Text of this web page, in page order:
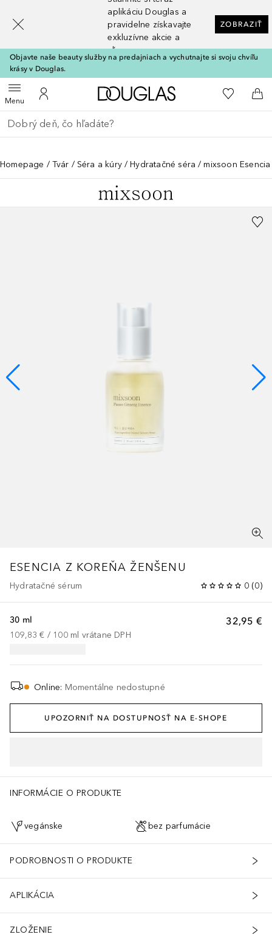
aplikáciu Douglas a
pravidelne získavajte
exkluzívne akcie a
zľavy
ZOBRAZIŤ
Objavte naše beauty služby na predajniach a vychutnajte si svoju chvíľu
krásy v Douglas.
MenuOtvoriť menuDo môjho účtu
Domov Do môjho
Do
Choď späť
Vykonajte vyhľadávanie
Homepage Tvár Séra a kúry Hydratačné séra mixsoon
ESENCIA Z KOREŇA ŽENŠENU
Hydratačné sérum 0 (0)
32,95 €
30 ml
109,83 € / 100 ml vrátane DPH
Online: Momentálne nedostupné
UPOZORNIŤ NA DOSTUPNOSŤ NA E-SHOPE
INFORMÁCIE O PRODUKTE
vegánske bez parfumácie
PODROBNOSTI O PRODUKTE
APLIKÁCIA
ZLOŽENIE
[navigation.slideout.screenreader]